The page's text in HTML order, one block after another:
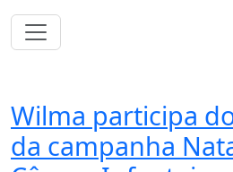
Wilma participa
da campanha